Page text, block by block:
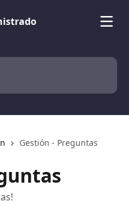
Gestión - Preguntas